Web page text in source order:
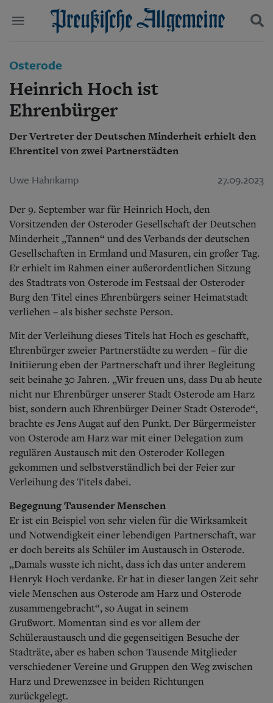
Start
Wer wir sind
Aktuelle Ausgabe
Abonnenten-Login
Abonnent werden
Abo Prämien
Archiv
Mediadaten
Wirtschaft
Panorama
Gesellschaft
Leben
Geschichte
Ostpreußen
Danzig und Westpreußen
Bücher
Kontakt
Impressum
Datenschutz
Suchen und finden
Osterode
Heinrich Hoch ist
Ehrenbürger
Der Vertreter der Deutschen Minderheit erhielt den
Ehrentitel von zwei Partnerstädten
Uwe Hahnkamp 27.09.2023
Der 9. September war für Heinrich Hoch, den
Vorsitzenden der Osteroder Gesellschaft der Deutschen
Minderheit „Tannen“ und des Verbands der deutschen
Gesellschaften in Ermland und Masuren, ein großer Tag.
Er erhielt im Rahmen einer außerordentlichen Sitzung
des Stadtrats von Osterode im Festsaal der Osteroder
Burg den Titel eines Ehrenbürgers seiner Heimatstadt
verliehen – als bisher sechste Person.
Mit der Verleihung dieses Titels hat Hoch es geschafft,
Ehrenbürger zweier Partnerstädte zu werden – für die
Initiierung eben der Partnerschaft und ihrer Begleitung
seit beinahe 30 Jahren. „Wir freuen uns, dass Du ab heute
nicht nur Ehrenbürger unserer Stadt Osterode am Harz
bist, sondern auch Ehrenbürger Deiner Stadt Osterode“,
brachte es Jens Augat auf den Punkt. Der Bürgermeister
von Osterode am Harz war mit einer Delegation zum
regulären Austausch mit den Osteroder Kollegen
gekommen und selbstverständlich bei der Feier zur
Verleihung des Titels dabei.
Begegnung Tausender Menschen
Er ist ein Beispiel von sehr vielen für die Wirksamkeit
und Notwendigkeit einer lebendigen Partnerschaft, war
er doch bereits als Schüler im Austausch in Osterode.
„Damals wusste ich nicht, dass ich das unter anderem
Henryk Hoch verdanke. Er hat in dieser langen Zeit sehr
viele Menschen aus Osterode am Harz und Osterode
zusammengebracht“, so Augat in seinem
Grußwort. Momentan sind es vor allem der
Schüleraustausch und die gegenseitigen Besuche der
Stadträte, aber es haben schon Tausende Mitglieder
verschiedener Vereine und Gruppen den Weg zwischen
Harz und Drewenzsee in beiden Richtungen
zurückgelegt.